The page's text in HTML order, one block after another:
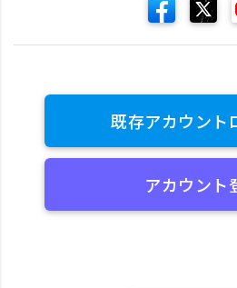
既存アカウント
アカウント